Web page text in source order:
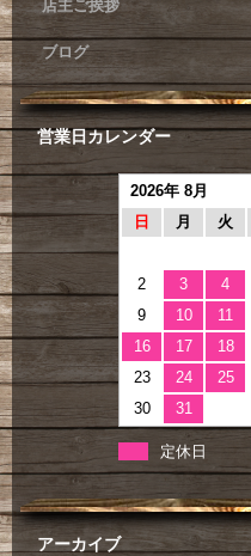
店主ご挨拶
ブログ
営業日カレンダー
2026年 8月
日
月 火
2
3 4
9
10 11
16
17 18
23
24 25
30
31
定休日
アーカイブ